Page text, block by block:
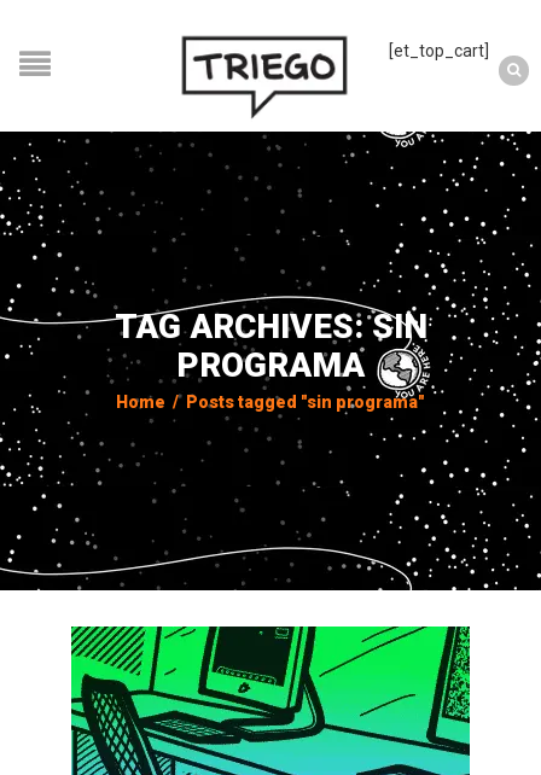
[et_top_cart]
TAG ARCHIVES: SIN
PROGRAMA
Home / Posts tagged "sin programa"